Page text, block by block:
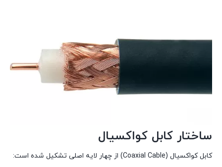
ساختار کابل کواکسیال
کابل کواکسیال (Coaxial Cable) از چهار لایه اصلی تشکیل شده است: